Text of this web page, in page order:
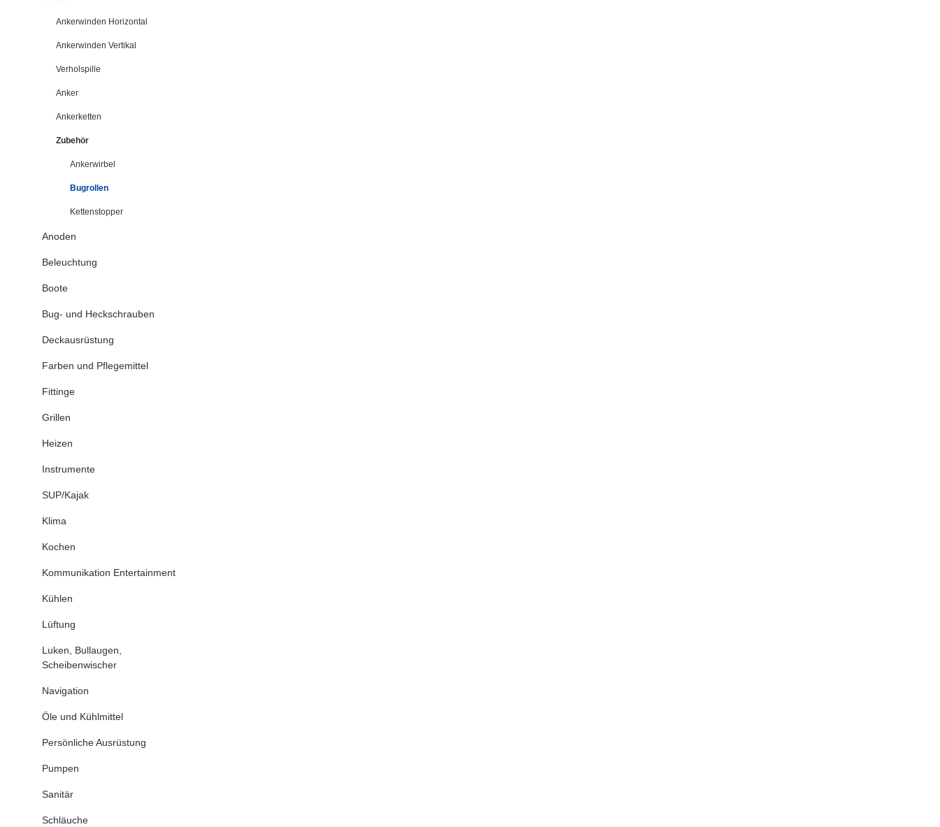
Ankerwinden Horizontal
Ankerwinden Vertikal
Verholspille
Anker
Ankerketten
Zubehör
Ankerwirbel
Bugrollen
Kettenstopper
Anoden
Beleuchtung
Boote
Bug- und Heckschrauben
Deckausrüstung
Farben und Pflegemittel
Fittinge
Grillen
Heizen
Instrumente
SUP/Kajak
Klima
Kochen
Kommunikation Entertainment
Kühlen
Lüftung
Luken, Bullaugen,
Scheibenwischer
Navigation
Öle und Kühlmittel
Persönliche Ausrüstung
Pumpen
Sanitär
Schläuche